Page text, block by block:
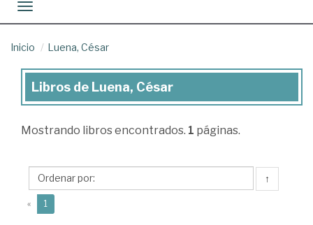
Toggle navigation
Inicio Luena, César
Libros
Luena,
Libros de Luena, César
Mostrando libros encontrados. 1 páginas.
↑
« 1